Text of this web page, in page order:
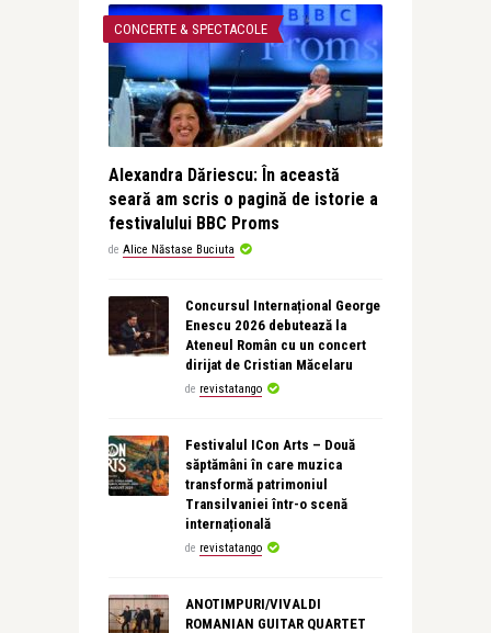
CONCERTE & SPECTACOLE
Alexandra Dăriescu: În această
seară am scris o pagină de istorie a
festivalului BBC Proms
de Alice Năstase Buciuta
Concursul Internațional George
Enescu 2026 debutează la
Ateneul Român cu un concert
dirijat de Cristian Măcelaru
de revistatango
Festivalul ICon Arts – Două
săptămâni în care muzica
transformă patrimoniul
Transilvaniei într-o scenă
internațională
de revistatango
ANOTIMPURI/VIVALDI
ROMANIAN GUITAR QUARTET